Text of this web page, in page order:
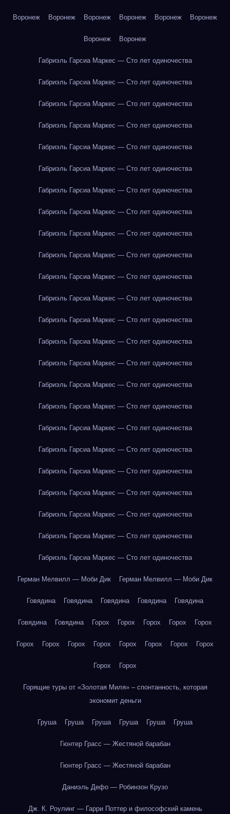
Воронеж Воронеж Воронеж Воронеж Воронеж Воронеж
Воронеж Воронеж
Габриэль Гарсиа Маркес — Сто лет одиночества
Габриэль Гарсиа Маркес — Сто лет одиночества
Габриэль Гарсиа Маркес — Сто лет одиночества
Габриэль Гарсиа Маркес — Сто лет одиночества
Габриэль Гарсиа Маркес — Сто лет одиночества
Габриэль Гарсиа Маркес — Сто лет одиночества
Габриэль Гарсиа Маркес — Сто лет одиночества
Габриэль Гарсиа Маркес — Сто лет одиночества
Габриэль Гарсиа Маркес — Сто лет одиночества
Габриэль Гарсиа Маркес — Сто лет одиночества
Габриэль Гарсиа Маркес — Сто лет одиночества
Габриэль Гарсиа Маркес — Сто лет одиночества
Габриэль Гарсиа Маркес — Сто лет одиночества
Габриэль Гарсиа Маркес — Сто лет одиночества
Габриэль Гарсиа Маркес — Сто лет одиночества
Габриэль Гарсиа Маркес — Сто лет одиночества
Габриэль Гарсиа Маркес — Сто лет одиночества
Габриэль Гарсиа Маркес — Сто лет одиночества
Габриэль Гарсиа Маркес — Сто лет одиночества
Габриэль Гарсиа Маркес — Сто лет одиночества
Габриэль Гарсиа Маркес — Сто лет одиночества
Габриэль Гарсиа Маркес — Сто лет одиночества
Габриэль Гарсиа Маркес — Сто лет одиночества
Габриэль Гарсиа Маркес — Сто лет одиночества
Герман Мелвилл — Моби Дик Герман Мелвилл — Моби Дик
Говядина Говядина Говядина Говядина Говядина
Говядина Говядина Горох Горох Горох Горох Горох
Горох Горох Горох Горох Горох Горох Горох Горох
Горох Горох
Горящие туры от «Золотая Миля» – спонтанность, которая
экономит деньги
Груша Груша Груша Груша Груша Груша
Гюнтер Грасс — Жестяной барабан
Гюнтер Грасс — Жестяной барабан
Даниэль Дефо — Робинзон Крузо
Дж. К. Роулинг — Гарри Поттер и философский камень